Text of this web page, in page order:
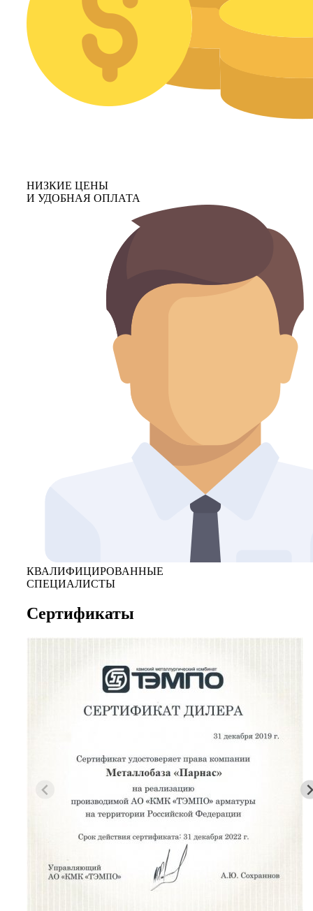
НИЗКИЕ ЦЕНЫ
И УДОБНАЯ ОПЛАТА
КВАЛИФИЦИРОВАННЫЕ
СПЕЦИАЛИСТЫ
Сертификаты